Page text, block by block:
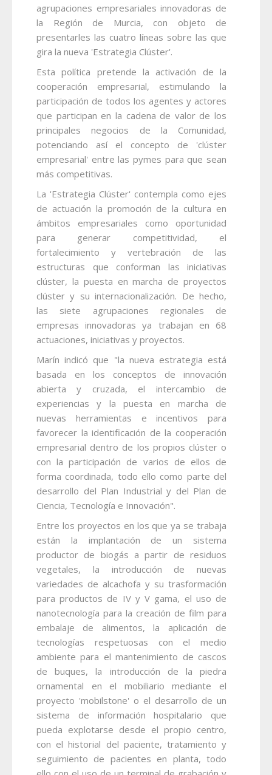
agrupaciones empresariales innovadoras de
la Región de Murcia, con objeto de
presentarles las cuatro líneas sobre las que
gira la nueva 'Estrategia Clúster'.
Esta política pretende la activación de la
cooperación empresarial, estimulando la
participación de todos los agentes y actores
que participan en la cadena de valor de los
principales negocios de la Comunidad,
potenciando así el concepto de 'clúster
empresarial' entre las pymes para que sean
más competitivas.
La 'Estrategia Clúster' contempla como ejes
de actuación la promoción de la cultura en
ámbitos empresariales como oportunidad
para generar competitividad, el
fortalecimiento y vertebración de las
estructuras que conforman las iniciativas
clúster, la puesta en marcha de proyectos
clúster y su internacionalización. De hecho,
las siete agrupaciones regionales de
empresas innovadoras ya trabajan en 68
actuaciones, iniciativas y proyectos.
Marín indicó que "la nueva estrategia está
basada en los conceptos de innovación
abierta y cruzada, el intercambio de
experiencias y la puesta en marcha de
nuevas herramientas e incentivos para
favorecer la identificación de la cooperación
empresarial dentro de los propios clúster o
con la participación de varios de ellos de
forma coordinada, todo ello como parte del
desarrollo del Plan Industrial y del Plan de
Ciencia, Tecnología e Innovación".
Entre los proyectos en los que ya se trabaja
están la implantación de un sistema
productor de biogás a partir de residuos
vegetales, la introducción de nuevas
variedades de alcachofa y su trasformación
para productos de IV y V gama, el uso de
nanotecnología para la creación de film para
embalaje de alimentos, la aplicación de
tecnologías respetuosas con el medio
ambiente para el mantenimiento de cascos
de buques, la introducción de la piedra
ornamental en el mobiliario mediante el
proyecto 'mobilstone' o el desarrollo de un
sistema de información hospitalario que
pueda explotarse desde el propio centro,
con el historial del paciente, tratamiento y
seguimiento de pacientes en planta, todo